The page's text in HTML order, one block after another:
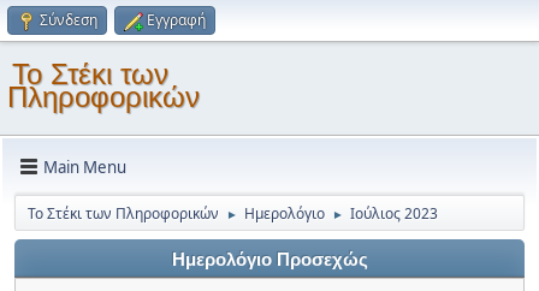
Σύνδεση Εγγραφή
Το Στέκι των
Πληροφορικών
Main Menu
Το Στέκι των Πληροφορικών ► Ημερολόγιο ► Ιούλιος 2023
Ημερολόγιο Προσεχώς